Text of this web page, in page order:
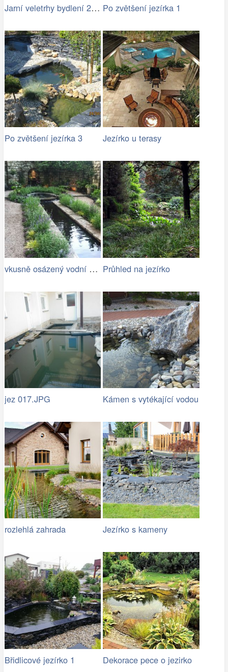
Jarní veletrhy bydlení 2015 Po zvětšení jezírka 1
Po zvětšení jezírka 3 Jezírko u terasy
vkusně osázený vodní kanál s jezírkem Průhled na jezírko
jez 017.JPG Kámen s vytékající vodou
rozlehlá zahrada Jezírko s kameny
Břidlicové jezírko 1 Dekorace pece o jezirko